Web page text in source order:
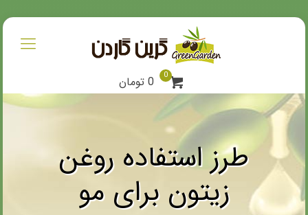
0 0 تومان
طرز استفاده روغن
زیتون برای مو